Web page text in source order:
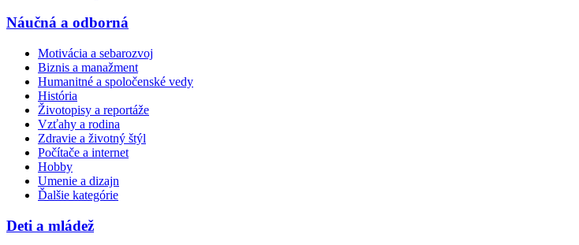
Náučná a odborná
Motivácia a sebarozvoj
Biznis a manažment
Humanitné a spoločenské vedy
História
Životopisy a reportáže
Vzťahy a rodina
Zdravie a životný štýl
Počítače a internet
Hobby
Umenie a dizajn
Ďalšie kategórie
Deti a mládež